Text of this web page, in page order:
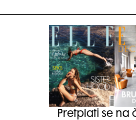
Pretplati se na